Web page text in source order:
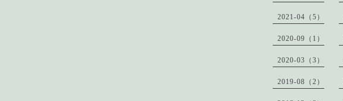
2021-04（5）
2020-09（1）
2020-03（3）
2019-08（2）